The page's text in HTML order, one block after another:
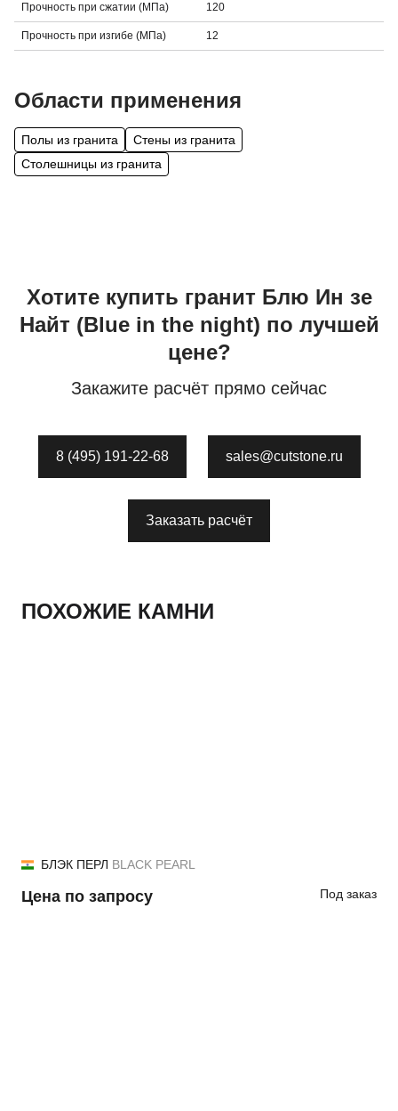
Прочность при сжатии (МПа) 120
Прочность при изгибе (МПа) 12
Области применения
Полы из гранита
Стены из гранита
Столешницы из гранита
Хотите купить гранит Блю Ин зе
Найт (Blue in the night) по лучшей
цене?
Закажите расчёт прямо сейчас
8 (495) 191-22-68 sales@cutstone.ru
Заказать расчёт
ПОХОЖИЕ КАМНИ
БЛЭК ПЕРЛ BLACK PEARL
Цена по запросу Под заказ